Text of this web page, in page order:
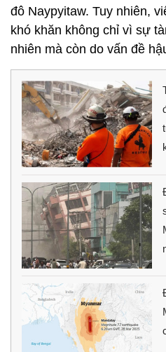
đô Naypyitaw. Tuy nhiên,
khó khăn không chỉ vì sự
nhiên mà còn do vấn đề